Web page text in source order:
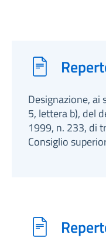
Designazione, ai
5, lettera b), del
1999, n. 233, di
Consiglio